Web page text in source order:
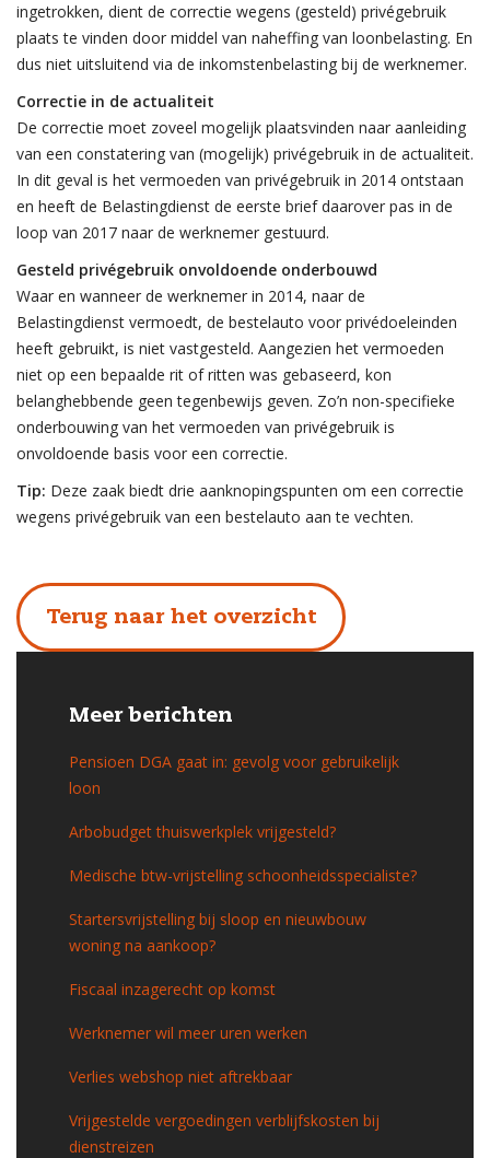
ingetrokken, dient de correctie wegens (gesteld) privégebruik
plaats te vinden door middel van naheffing van loonbelasting. En
dus niet uitsluitend via de inkomstenbelasting bij de werknemer.
Correctie in de actualiteit
De correctie moet zoveel mogelijk plaatsvinden naar aanleiding
van een constatering van (mogelijk) privégebruik in de actualiteit.
In dit geval is het vermoeden van privégebruik in 2014 ontstaan
en heeft de Belastingdienst de eerste brief daarover pas in de
loop van 2017 naar de werknemer gestuurd.
Gesteld privégebruik onvoldoende onderbouwd
Waar en wanneer de werknemer in 2014, naar de
Belastingdienst vermoedt, de bestelauto voor privédoeleinden
heeft gebruikt, is niet vastgesteld. Aangezien het vermoeden
niet op een bepaalde rit of ritten was gebaseerd, kon
belanghebbende geen tegenbewijs geven. Zo’n non-specifieke
onderbouwing van het vermoeden van privégebruik is
onvoldoende basis voor een correctie.
Tip: Deze zaak biedt drie aanknopingspunten om een correctie
wegens privégebruik van een bestelauto aan te vechten.
Terug naar het overzicht
Meer berichten
Pensioen DGA gaat in: gevolg voor gebruikelijk
loon
Arbobudget thuiswerkplek vrijgesteld?
Medische btw-vrijstelling schoonheidsspecialiste?
Startersvrijstelling bij sloop en nieuwbouw
woning na aankoop?
Fiscaal inzagerecht op komst
Werknemer wil meer uren werken
Verlies webshop niet aftrekbaar
Vrijgestelde vergoedingen verblijfskosten bij
dienstreizen